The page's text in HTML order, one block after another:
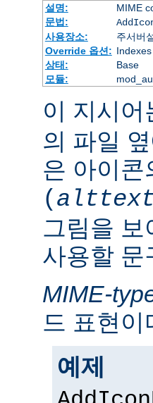
설명:
MIME
문법:
사용장소:
주서버
Override 옵션: Indexes
상태:
Base
모듈:
이 지시어
의 파일
은 아이콘
( alttext
그림을
사용할 문
MIME-
드 표현이
예제